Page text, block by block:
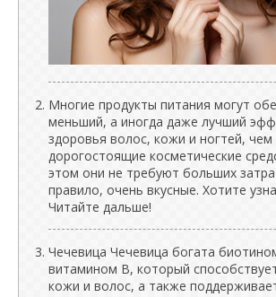
Многие продукты питания могут
меньший, а иногда даже лучший
здоровья волос, кожи и ногтей, чем
дорогостоящие косметические
этом они не требуют больших
правило, очень вкусные. Хотите
Читайте дальше!
Чечевица Чечевица богата
витамином B, который
кожи и волос, а также